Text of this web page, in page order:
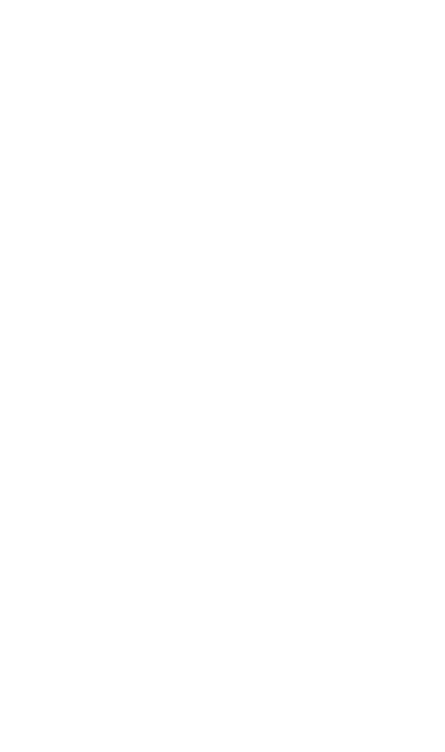
原理到选购指南
机的旋转运动，通过特定传动机构转化为台面的精准旋转运动。其传动机构是区别
主要类型与特点
景上差异显著，具体特点如下：一、推扫式高美女性爽视频国产免费APP相机（线
解析与典型应用场景
件（光栅/棱镜）上被分解为不同波长的单色光，再经聚焦镜汇聚，由出射狭缝筛选
质产品选择
运动轨迹稳定，再借助闭环控制装置（通常为光栅尺）实时校准位置，最终实现高